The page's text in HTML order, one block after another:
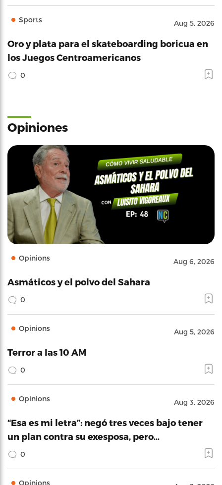
Sports Aug 5, 2026
Oro y plata para el skateboarding boricua en
los Juegos Centroamericanos
0
Opiniones
Opinions Aug 6, 2026
Asmáticos y el polvo del Sahara
0
Opinions Aug 5, 2026
Terror a las 10 AM
0
Opinions Aug 3, 2026
“Esa es mi letra”: negó tres veces bajo tener
un plan contra su exesposa, pero…
0
Opinions